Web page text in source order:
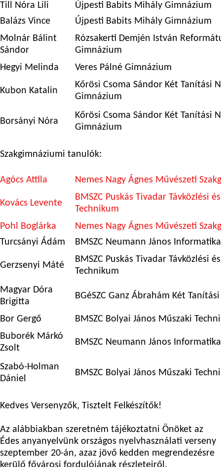
Till Nóra Lili
Újpesti Babits Mihály Gimnázium
Balázs Vince
Újpesti Babits Mihály Gimnázium
Molnár Bálint
Sándor
Rózsakerti Demjén István
Gimnázium
Hegyi Melinda
Veres Pálné Gimnázium
Kubon Katalin
Kőrösi Csoma Sándor Két Tanítási
Gimnázium
Borsányi Nóra
Kőrösi Csoma Sándor Két Tanítási
Gimnázium
Szakgimnáziumi tanulók:
Agócs Attila Nemes Nagy Ágnes Művészeti
Kovács Levente
BMSZC Puskás Tivadar Távközlési
Technikum
Pohl Boglárka
Nemes Nagy Ágnes Művészeti
Turcsányi Ádám
BMSZC Neumann János
Gerzsenyi Máté
BMSZC Puskás Tivadar Távközlési
Technikum
Magyar Dóra
Brigitta
BGéSZC Ganz Ábrahám Két
Bor Gergő
BMSZC Bolyai János Műszaki
Buborék Márkó
Zsolt
BMSZC Neumann János
Szabó-Holman
Dániel
BMSZC Bolyai János Műszaki
Kedves Versenyzők, Tisztelt Felkészítők!
Az alábbiakban szeretném tájékoztatni Önöket az
Édes anyanyelvünk országos nyelvhasználati verseny
szeptember 20-án, azaz jövő kedden megrendezésre
kerülő fővárosi fordulójának részleteiről.